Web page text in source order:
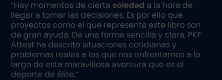
“Hay momentos de cierta soledad a la hora de
llegar a tomar las decisiones. Es por ello que
proyectos como el que representa este libro son
de gran ayuda. De una forma sencilla y clara, PKF
Attest ha descrito situaciones cotidianas y
problemas reales a los que nos enfrentamos a lo
largo de esta maravillosa aventura que es el
deporte de élite.”